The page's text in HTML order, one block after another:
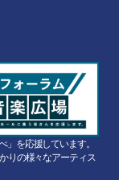
を応援しています。
りの様々なアーティス